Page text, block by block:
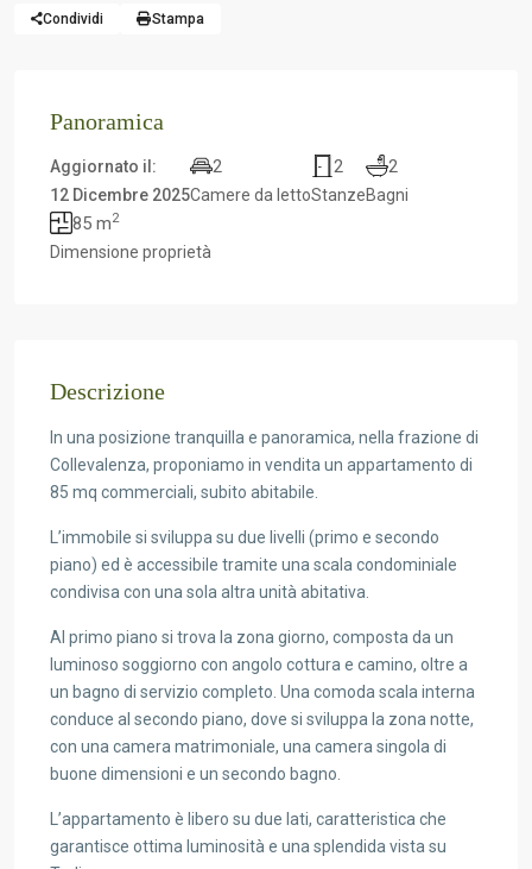
Condividi Stampa
Panoramica
Aggiornato il:
12 Dicembre 2025
2
Camere da letto
2
Stanze
2
Bagni
85 m2
Dimensione proprietà
Descrizione
In una posizione tranquilla e panoramica, nella frazione di
Collevalenza, proponiamo in vendita un appartamento di
85 mq commerciali, subito abitabile.
L’immobile si sviluppa su due livelli (primo e secondo
piano) ed è accessibile tramite una scala condominiale
condivisa con una sola altra unità abitativa.
Al primo piano si trova la zona giorno, composta da un
luminoso soggiorno con angolo cottura e camino, oltre a
un bagno di servizio completo. Una comoda scala interna
conduce al secondo piano, dove si sviluppa la zona notte,
con una camera matrimoniale, una camera singola di
buone dimensioni e un secondo bagno.
L’appartamento è libero su due lati, caratteristica che
garantisce ottima luminosità e una splendida vista su